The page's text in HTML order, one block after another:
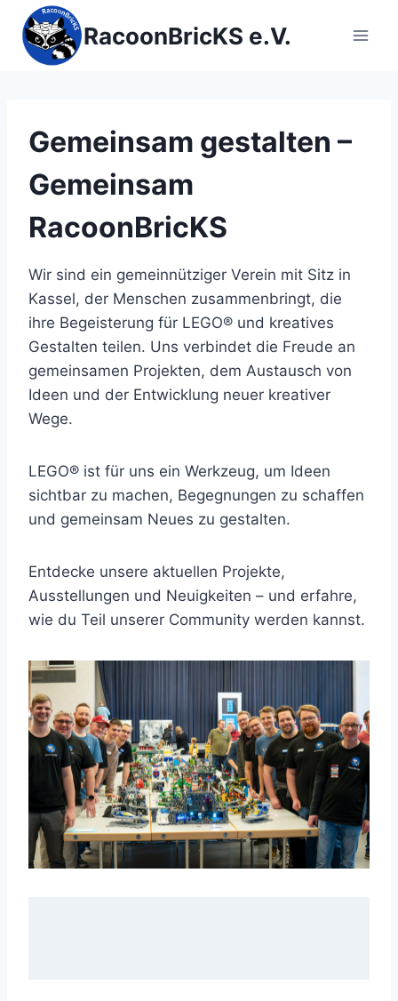
Zum
Inhalt
springen
RacoonBricKS e.V.
Gemeinsam gestalten –
Gemeinsam
RacoonBricKS
Wir sind ein gemeinnütziger Verein mit Sitz in
Kassel, der Menschen zusammenbringt, die
ihre Begeisterung für LEGO® und kreatives
Gestalten teilen. Uns verbindet die Freude an
gemeinsamen Projekten, dem Austausch von
Ideen und der Entwicklung neuer kreativer
Wege.
LEGO® ist für uns ein Werkzeug, um Ideen
sichtbar zu machen, Begegnungen zu schaffen
und gemeinsam Neues zu gestalten.
Entdecke unsere aktuellen Projekte,
Ausstellungen und Neuigkeiten – und erfahre,
wie du Teil unserer Community werden kannst.